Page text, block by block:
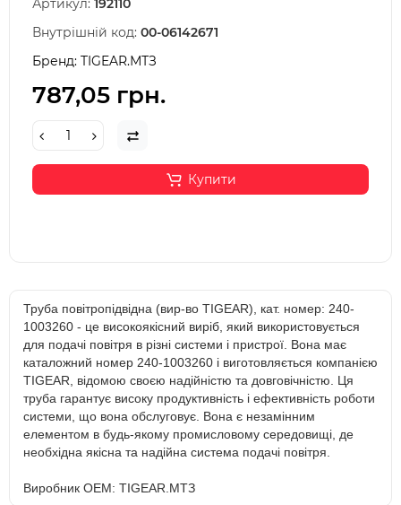
Артикул: 192110
Внутрішній код: 00-06142671
Бренд: TIGEAR.МТЗ
787,05 грн.
Купити
Труба повітропідвідна (вир-во TIGEAR), кат. номер: 240-
1003260 - це високоякісний виріб, який використовується
для подачі повітря в різні системи і пристрої. Вона має
каталожний номер 240-1003260 і виготовляється компанією
TIGEAR, відомою своєю надійністю та довговічністю. Ця
труба гарантує високу продуктивність і ефективність роботи
системи, що вона обслуговує. Вона є незамінним
елементом в будь-якому промисловому середовищі, де
необхідна якісна та надійна система подачі повітря.
Виробник OEM: TIGEAR.МТЗ